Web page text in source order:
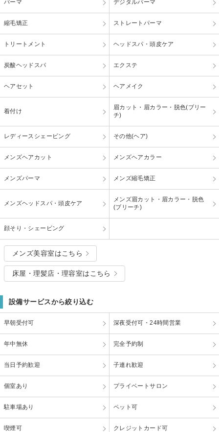
パーマ デジタルパーマ
縮毛矯正 ストレートパーマ
トリートメント ヘッドスパ・頭皮ケア
炭酸ヘッドスパ エクステ
ヘアセット ヘアメイク
着付け
眉カット・眉カラー・脱色(ブリー
チ)
レディースシェービング その他(ヘア)
メンズヘアカット メンズヘアカラー
メンズパーマ メンズ縮毛矯正
メンズヘッドスパ・頭皮ケア
メンズ眉カット・眉カラー・脱色
(ブリーチ)
顔そり・シェービング
メンズ美容室はこちら
床屋・理髪店・理容室はこちら
設備サービスから絞り込む
早朝受付可 深夜受付可・24時間営業
年中無休 完全予約制
当日予約歓迎 子連れ歓迎
個室あり プライベートサロン
駐車場あり ペット可
喫煙可 クレジットカード可